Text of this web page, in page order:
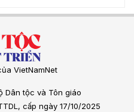
VietNamNet
Dân tộc và Tôn giáo
cấp ngày 17/10/2025